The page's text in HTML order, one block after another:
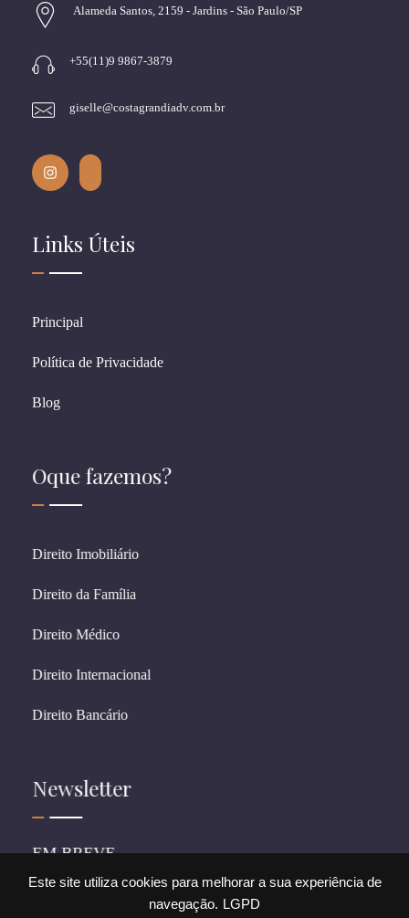
Este site utiliza cookies para melhorar a sua experiência de
navegação. LGPD
Alameda Santos, 2159 - Jardins - São Paulo/SP
+55(11)9 9867-3879
giselle@costagrandiadv.com.br
Links Úteis
Principal
Política de Privacidade
Blog
Oque fazemos?
Direito Imobiliário
Direito da Família
Direito Médico
Direito Internacional
Direito Bancário
Newsletter
EM BREVE